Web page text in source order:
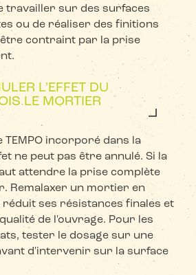
travailler sur des surfaces
ou de réaliser des finitions
contraint par la prise
L'EFFET DU
LE MORTIER
TEMPO incorporé dans la
ne peut pas être annulé. Si la
attendre la prise complète
Remalaxer un mortier en
ses résistances finales et
de l'ouvrage. Pour les
tester le dosage sur une
d'intervenir sur la surface